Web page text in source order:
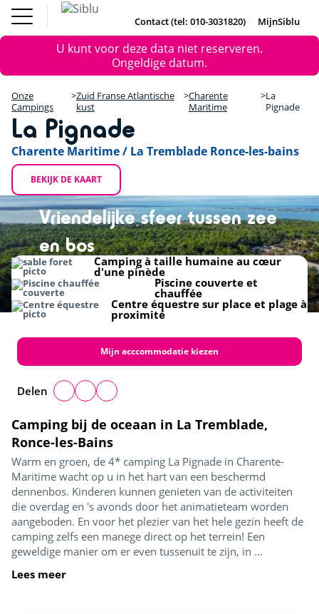
Overslaan
en
naar
gaan
Fun Pass
Parken)
Kopen
DE FR IE EN
Onze Campings
Vakantie Inspiratie
Aanbiedingen
Accommodaties / Kampeerplaatsen
Ontdek Siblu
Fun Pass (Franse Parken)
Chalet Kopen
FR
Contact (tel: 010-3031820) MijnSiblu
FoutmeldingU kunt voor deze data niet reserveren.
Ongeldige datum.
Onze
Campings
Zuid Franse Atlantische
kust
Charente
Maritime
La
Pignade
La Pignade
Charente Maritime / La Tremblade Ronce-les-bains
BEKIJK DE KAART
−
Vriendelijke sfeer tussen zee
en bos
Camping bij de oceaan in La Tremblade,
Ronce-les-Bains
Warm en groen, de 4* camping La Pignade in Charente-
Maritime wacht op u in het hart van een beschermd
dennenbos. Kinderen kunnen genieten van de activiteiten
die overdag en 's avonds door het animatieteam worden
aangeboden. En voor het plezier van het hele gezin heeft de
camping zelfs een manege direct op het terrein! Een
geweldige manier om er even tussenuit te zijn, in ...
Lees meer
Camping à taille humaine au cœur
d'une pinède
Piscine couverte et
chauffée
Centre équestre sur place et plage à
proximité
Mijn acccommodatie kiezen
Delen